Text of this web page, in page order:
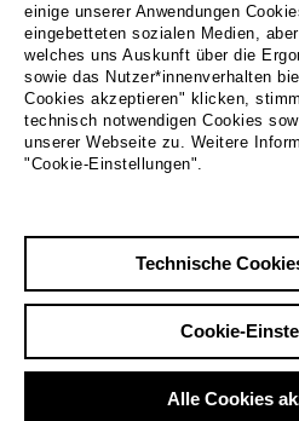
Zurück|Übersicht
Musik, Theater
Kontakt
+49 30 34384241
einige unserer Anwendungen
eingebetteten sozialen Medien,
welches uns Auskunft über die
sowie das Nutzer*innenverhalten
Cookies akzeptieren" klicken,
technisch notwendigen Cookies
unserer Webseite zu. Weitere
"Cookie-Einstellungen".
Technische
Cookie-
Alle Cookies